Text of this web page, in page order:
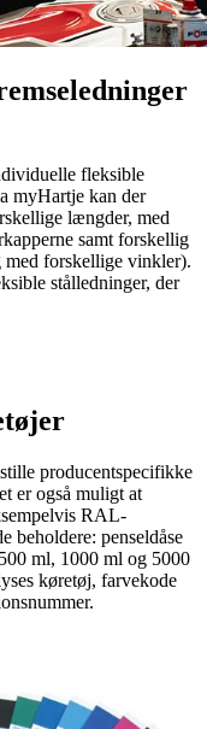
fleksible
myHartje kan der
længder, med
samt forskellig
forskellige vinkler).
stålledninger, der
producentspecifikke
er også muligt at
RAL-
beholdere: penseldåse
ml, 1000 ml og 5000
køretøj, farvekode